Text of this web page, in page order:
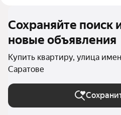
Сохраняйте поиск
новые объявления
Купить квартиру, улица
Саратове